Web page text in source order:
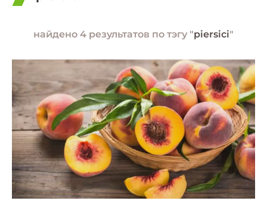
найдено 4 результатов по тэгу "piersici"